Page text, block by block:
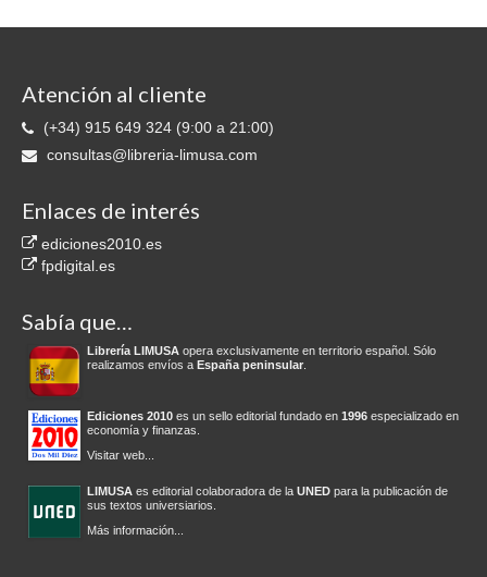
Atención al cliente
(+34) 915 649 324 (9:00 a 21:00)
consultas@libreria-limusa.com
Enlaces de interés
ediciones2010.es
fpdigital.es
Sabía que…
Librería LIMUSA opera exclusivamente en territorio español. Sólo
realizamos envíos a España peninsular
Ediciones 2010 es un sello editorial fundado en 1996 especializado en
economía y finanzas.
Visitar web...
LIMUSA es editorial colaboradora de la UNED para la publicación de
sus textos universiarios.
Más información...